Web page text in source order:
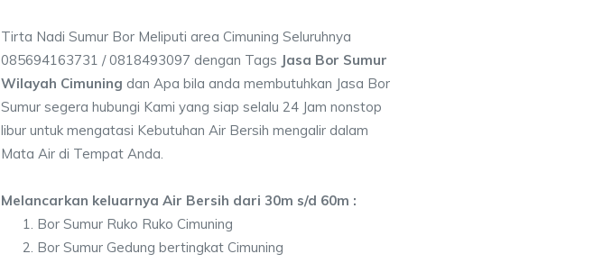
Tirta Nadi Sumur Bor Meliputi area Cimuning Seluruhnya
085694163731 / 0818493097 dengan Tags Jasa Bor Sumur
Wilayah Cimuning dan Apa bila anda membutuhkan Jasa Bor
Sumur segera hubungi Kami yang siap selalu 24 Jam nonstop
libur untuk mengatasi Kebutuhan Air Bersih mengalir dalam
Mata Air di Tempat Anda.
Melancarkan keluarnya Air Bersih dari 30m s/d 60m :
Bor Sumur Ruko Ruko Cimuning
Bor Sumur Gedung bertingkat Cimuning